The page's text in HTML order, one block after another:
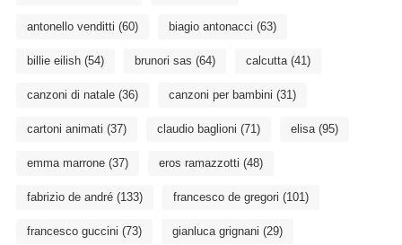
antonello venditti (60) biagio antonacci (63)
billie eilish(54) brunori sas (64) calcutta(41)
canzoni di natale(36) canzoni per bambini (31)
cartoni animati (37) claudio baglioni (71) elisa(95)
emma marrone(37) eros ramazzotti (48)
fabrizio de andré(133) francesco de gregori (101)
francesco guccini (73) gianluca grignani (29)